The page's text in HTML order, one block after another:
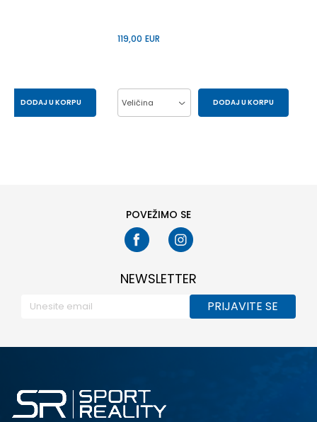
DODAJ U KORPU
119,00 EUR
Veličina DODAJ U KORPU
POVEŽIMO SE
NEWSLETTER
PRIJAVITE SE